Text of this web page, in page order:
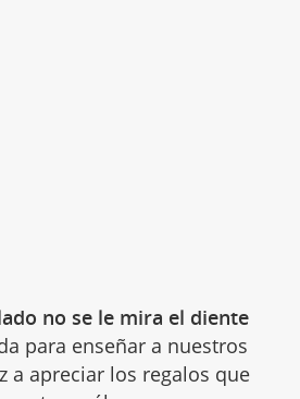
no se le mira el diente
para enseñar a nuestros
a apreciar los regalos que